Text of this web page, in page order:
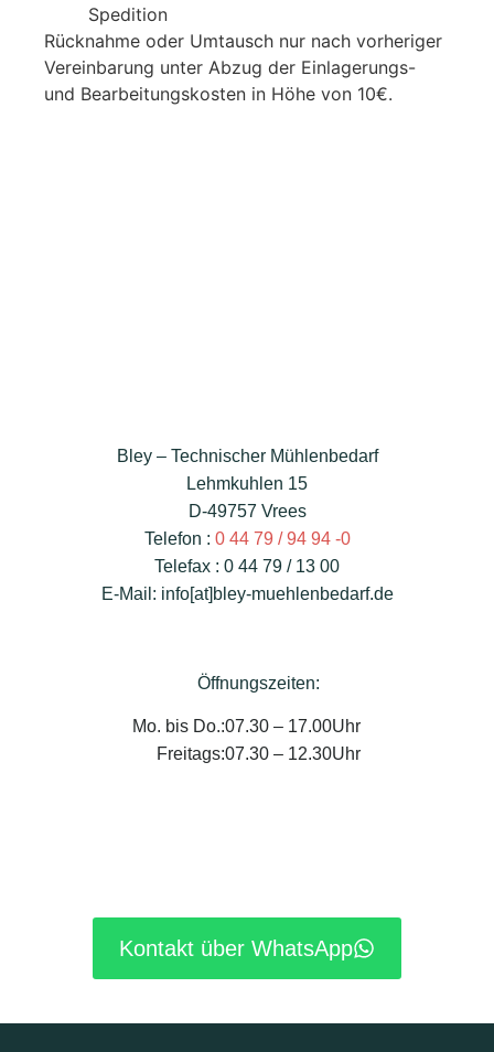
Spedition
Rücknahme oder Umtausch nur nach vorheriger
Vereinbarung unter Abzug der Einlagerungs-
und Bearbeitungskosten in Höhe von 10€.
Bley – Technischer Mühlenbedarf
Lehmkuhlen 15
D-49757 Vrees
Telefon : 0 44 79 / 94 94 -0
Telefax : 0 44 79 / 13 00
E-Mail: info[at]bley-muehlenbedarf.de
Öffnungszeiten:
Mo. bis Do.:
Freitags:
07.30 – 17.00Uhr
07.30 – 12.30Uhr
Kontakt über WhatsApp